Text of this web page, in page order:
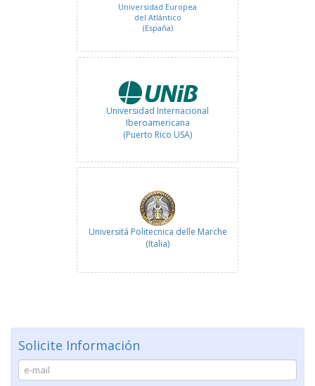
Universidad Europea
del Atlántico
(España)
Universidad Internacional
Iberoamericana
(Puerto Rico USA)
Universitá Politecnica delle Marche
(Italia)
Solicite Información